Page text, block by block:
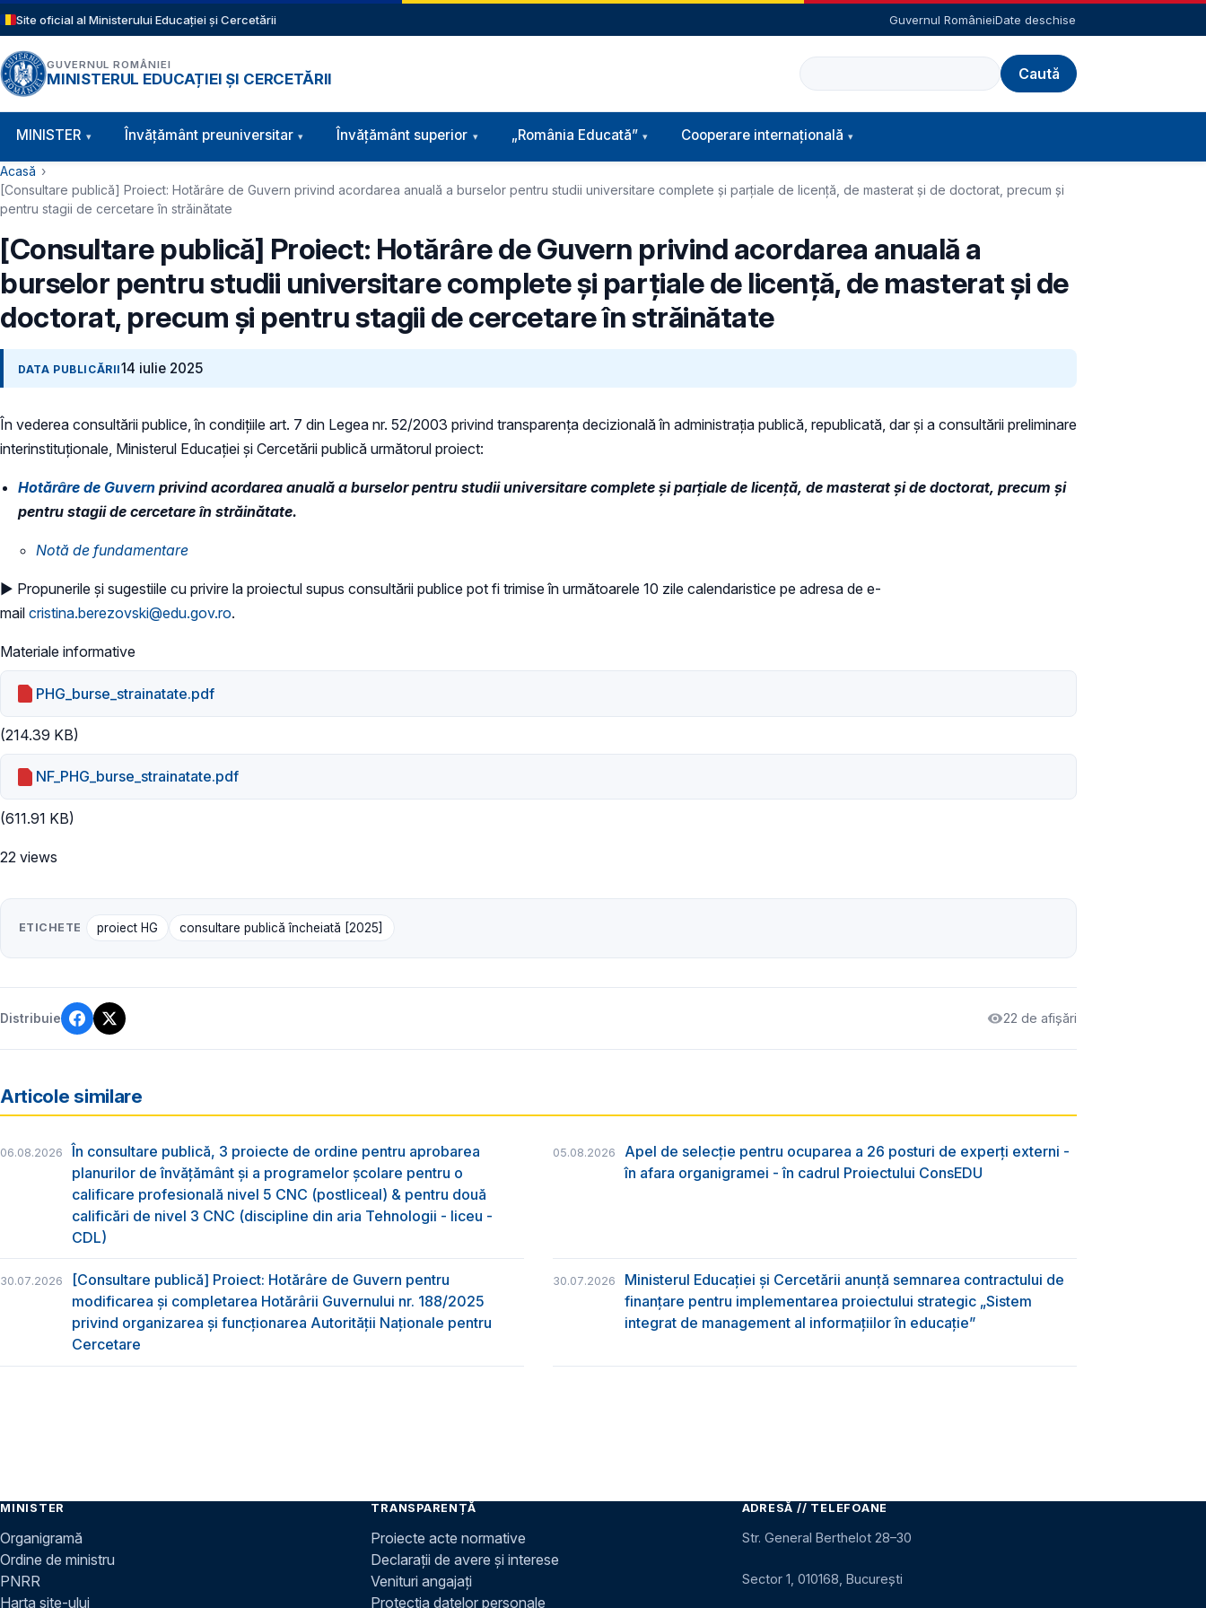
Sari la conținutul principal
Site oficial al Ministerului Educației și Cercetării Guvernul RomânieiDate deschise
GUVERNUL ROMÂNIEI
MINISTERUL EDUCAȚIEI ȘI CERCETĂRII
Caută
Navigație principală
MINISTER Învăţământ preuniversitar Învățământ superior „România Educată” Cooperare internațională
Cale de navigare
Acasă
[Consultare publică] Proiect: Hotărâre de Guvern privind acordarea anuală a burselor pentru studii universitare complete și parțiale de licență, de masterat și de doctorat, precum și
pentru stagii de cercetare în străinătate
[Consultare publică] Proiect: Hotărâre de Guvern privind acordarea anuală a
burselor pentru studii universitare complete și parțiale de licență, de masterat și de
doctorat, precum și pentru stagii de cercetare în străinătate
DATA PUBLICĂRII14 iulie 2025
În vederea consultării publice, în condiţiile art. 7 din Legea nr. 52/2003 privind transparenţa decizională în administraţia publică, republicată, dar și a consultării preliminare
interinstituționale, Ministerul Educaţiei și Cercetării publică următorul proiect:
Hotărâre de Guvern privind acordarea anuală a burselor pentru studii universitare complete și parțiale de licență, de masterat și de doctorat, precum și
pentru stagii de cercetare în străinătate.
​Notă de fundamentare
​► Propunerile și sugestiile cu privire la proiectul supus consultării publice pot fi trimise în următoarele 10 zile calendaristice pe adresa de e-
mail cristina.berezovski@edu.gov.ro.
Materiale informative
PHG_burse_strainatate.pdf
(214.39 KB)
NF_PHG_burse_strainatate.pdf
(611.91 KB)
22 views
ETICHETE proiect HG consultare publică încheiată [2025]
Distribuie 22 de afișări
Articole similare
06.08.2026
În consultare publică, 3 proiecte de ordine pentru aprobarea
planurilor de învățământ și a programelor școlare pentru o
calificare profesională nivel 5 CNC (postliceal) & pentru două
calificări de nivel 3 CNC (discipline din aria Tehnologii - liceu -
CDL)
05.08.2026
Apel de selecție pentru ocuparea a 26 posturi de experți externi -
în afara organigramei - în cadrul Proiectului ConsEDU
30.07.2026
[Consultare publică] Proiect: Hotărâre de Guvern pentru
modificarea și completarea Hotărârii Guvernului nr. 188/2025
privind organizarea şi funcţionarea Autorităţii Naţionale pentru
Cercetare
30.07.2026
Ministerul Educației și Cercetării anunță semnarea contractului de
finanțare pentru implementarea proiectului strategic „Sistem
integrat de management al informațiilor în educație”
MINISTER
Organigramă
Ordine de ministru
PNRR
Harta site-ului
TRANSPARENȚĂ
Proiecte acte normative
Declarații de avere și interese
Venituri angajați
Protecția datelor personale
ADRESĂ // TELEFOANE
Str. General Berthelot 28–30
Sector 1, 010168, București